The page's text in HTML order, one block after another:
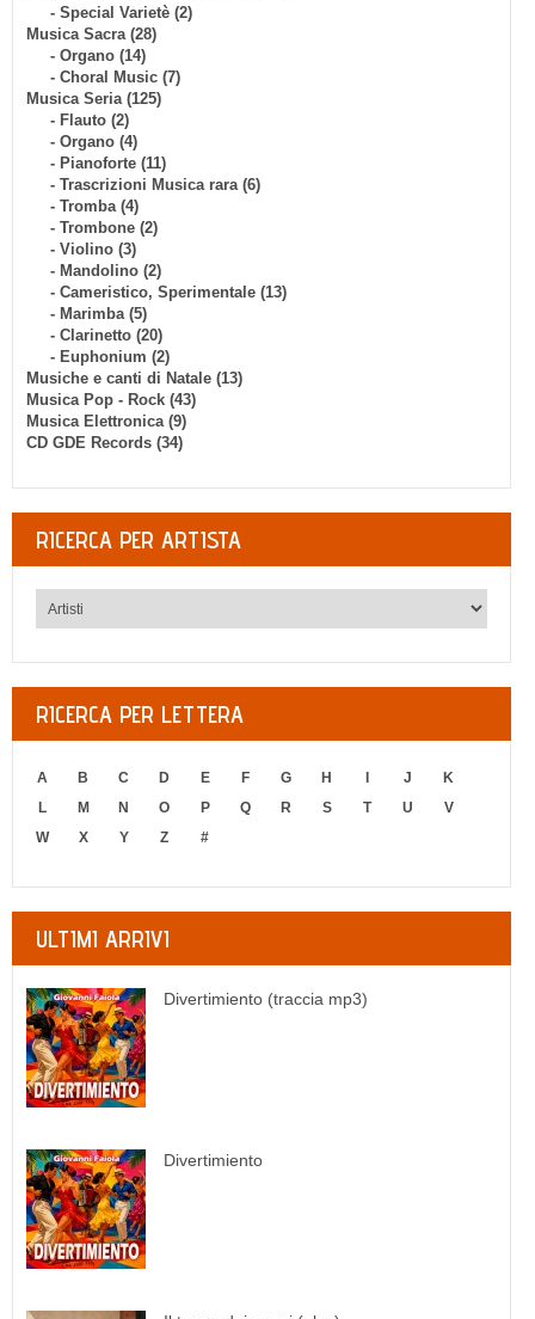
- Special Varietè (2)
Musica Sacra (28)
- Organo (14)
- Choral Music (7)
Musica Seria (125)
- Flauto (2)
- Organo (4)
- Pianoforte (11)
- Trascrizioni Musica rara (6)
- Tromba (4)
- Trombone (2)
- Violino (3)
- Mandolino (2)
- Cameristico, Sperimentale (13)
- Marimba (5)
- Clarinetto (20)
- Euphonium (2)
Musiche e canti di Natale (13)
Musica Pop - Rock (43)
Musica Elettronica (9)
CD GDE Records (34)
RICERCA PER ARTISTA
RICERCA PER LETTERA
A B C D E F G H J
K
L
M N O P Q R S T U
V
W
X Y Z #
ULTIMI ARRIVI
Divertimiento (traccia mp3)
Divertimiento